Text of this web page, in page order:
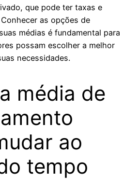
que pode ter taxas e
as opções de
médias é fundamental para
possam escolher a melhor
necessidades.
média de
ao
tempo